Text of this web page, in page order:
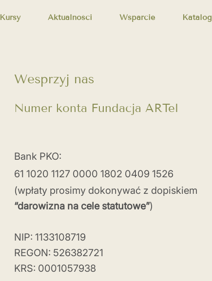
Kursy Aktualności Wsparcie Katalog
Wesprzyj nas
Numer konta Fundacja ARTel
Bank PKO:
61 1020 1127 0000 1802 0409 1526
(wpłaty prosimy dokonywać z dopiskiem
“darowizna na cele statutowe”)
NIP: 1133108719
REGON: 526382721
KRS: 0001057938